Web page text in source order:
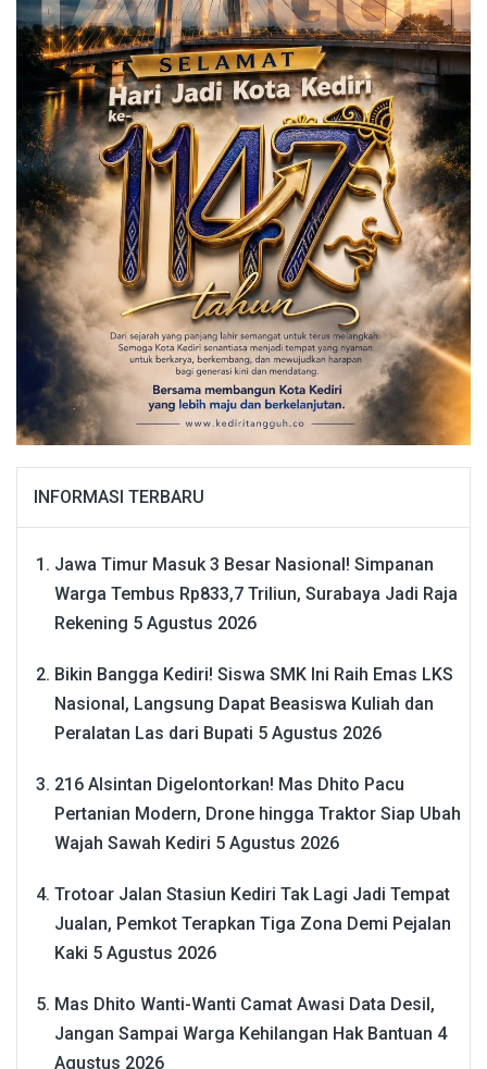
INFORMASI TERBARU
Jawa Timur Masuk 3 Besar Nasional! Simpanan
Warga Tembus Rp833,7 Triliun, Surabaya Jadi Raja
Rekening 5 Agustus 2026
Bikin Bangga Kediri! Siswa SMK Ini Raih Emas LKS
Nasional, Langsung Dapat Beasiswa Kuliah dan
Peralatan Las dari Bupati 5 Agustus 2026
216 Alsintan Digelontorkan! Mas Dhito Pacu
Pertanian Modern, Drone hingga Traktor Siap Ubah
Wajah Sawah Kediri 5 Agustus 2026
Trotoar Jalan Stasiun Kediri Tak Lagi Jadi Tempat
Jualan, Pemkot Terapkan Tiga Zona Demi Pejalan
Kaki 5 Agustus 2026
Mas Dhito Wanti-Wanti Camat Awasi Data Desil,
Jangan Sampai Warga Kehilangan Hak Bantuan 4
Agustus 2026